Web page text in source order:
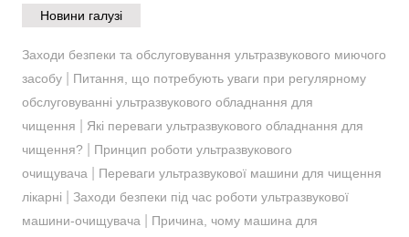
Новини галузі
Заходи безпеки та обслуговування ультразвукового миючого
засобу| Питання, що потребують уваги при регулярному
обслуговуванні ультразвукового обладнання для
чищення
Які переваги ультразвукового обладнання для
чищення?
Принцип роботи ультразвукового
очищувача
Переваги ультразвукової машини для чищення
лікарні
Заходи безпеки під час роботи ультразвукової
машини-очищувача
Причина, чому машина для